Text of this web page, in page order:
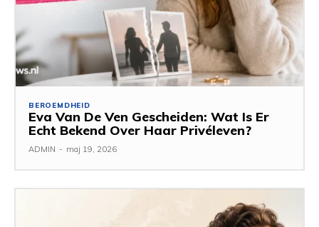
BEROEMDHEID
Eva Van De Ven Gescheiden: Wat Is Er
Echt Bekend Over Haar Privéleven?
ADMIN - maj 19, 2026